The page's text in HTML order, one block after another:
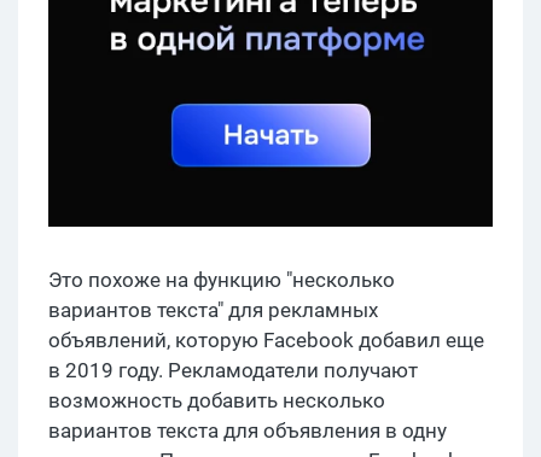
Это похоже на функцию "несколько
вариантов текста" для рекламных
объявлений, которую Facebook добавил еще
в 2019 году. Рекламодатели получают
возможность добавить несколько
вариантов текста для объявления в одну